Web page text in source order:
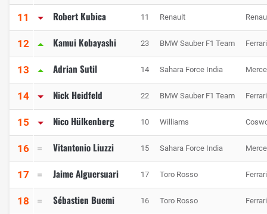
11 Robert Kubica 11 Renault
12 Kamui Kobayashi 23 BMW Sauber F1 Team Ferrari
13 Adrian Sutil 14 Sahara Force India
14 Nick Heidfeld 22 BMW Sauber F1 Team Ferrari
15 Nico Hülkenberg 10 Williams
16 Vitantonio Liuzzi 15 Sahara Force India
17 Jaime Alguersuari 17 Toro Rosso Ferrari
18 Sébastien Buemi 16 Toro Rosso Ferrari